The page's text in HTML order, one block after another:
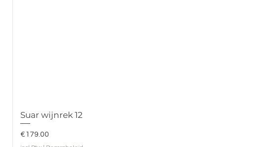
Suar wijnrek 12
Prijs
€179.00